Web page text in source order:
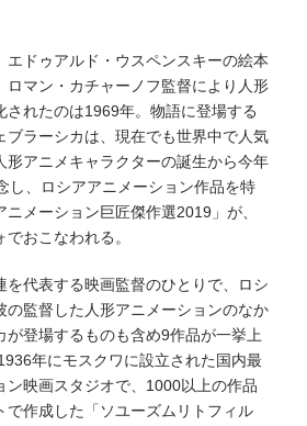
エドゥアルド・ウスペンスキーの絵本
ロマン・カチャーノフ監督により人形
されたのは1969年。物語に登場する
ブラーシカは、現在でも世界中で人気
形アニメキャラクターの誕生から今年
し、ロシアアニメーション作品を特
メーション巨匠傑作選2019」が、
おこなわれる。
を代表する映画監督のひとりで、ロシ
の監督した人形アニメーションのなか
が登場するものも含め9作品が一挙上
年にモスクワに設立された国内最
ン映画スタジオで、1000以上の作品
で作成した「ソユーズムリトフィル